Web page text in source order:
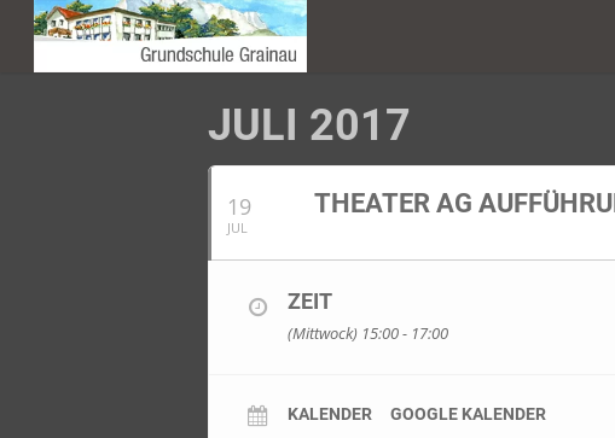
JULI 2017
19
JUL
THEATER AG
ZEIT
(Mittwock) 15:00 - 17:00
KALENDER GOOGLE KALENDER